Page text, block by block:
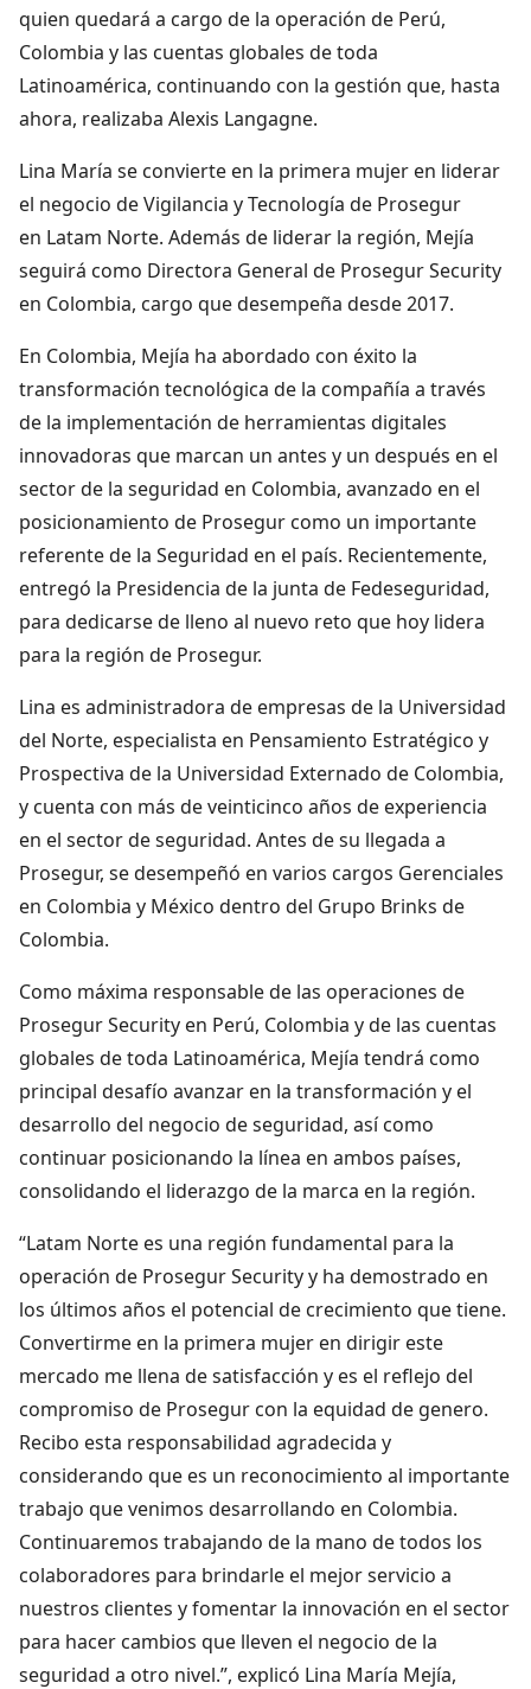
quien quedará a cargo de la operación de Perú,
Colombia y las cuentas globales de toda
Latinoamérica, continuando con la gestión que, hasta
ahora, realizaba Alexis Langagne.
Lina María se convierte en la primera mujer en liderar
el negocio de Vigilancia y Tecnología de Prosegur
en Latam Norte. Además de liderar la región, Mejía
seguirá como Directora General de Prosegur Security
en Colombia, cargo que desempeña desde 2017.
En Colombia, Mejía ha abordado con éxito la
transformación tecnológica de la compañía a través
de la implementación de herramientas digitales
innovadoras que marcan un antes y un después en el
sector de la seguridad en Colombia, avanzado en el
posicionamiento de Prosegur como un importante
referente de la Seguridad en el país. Recientemente,
entregó la Presidencia de la junta de Fedeseguridad,
para dedicarse de lleno al nuevo reto que hoy lidera
para la región de Prosegur.
Lina es administradora de empresas de la Universidad
del Norte, especialista en Pensamiento Estratégico y
Prospectiva de la Universidad Externado de Colombia,
y cuenta con más de veinticinco años de experiencia
en el sector de seguridad. Antes de su llegada a
Prosegur, se desempeñó en varios cargos Gerenciales
en Colombia y México dentro del Grupo Brinks de
Colombia.
Como máxima responsable de las operaciones de
Prosegur Security en Perú, Colombia y de las cuentas
globales de toda Latinoamérica, Mejía tendrá como
principal desafío avanzar en la transformación y el
desarrollo del negocio de seguridad, así como
continuar posicionando la línea en ambos países,
consolidando el liderazgo de la marca en la región.
“Latam Norte es una región fundamental para la
operación de Prosegur Security y ha demostrado en
los últimos años el potencial de crecimiento que tiene.
Convertirme en la primera mujer en dirigir este
mercado me llena de satisfacción y es el reflejo del
compromiso de Prosegur con la equidad de genero.
Recibo esta responsabilidad agradecida y
considerando que es un reconocimiento al importante
trabajo que venimos desarrollando en Colombia.
Continuaremos trabajando de la mano de todos los
colaboradores para brindarle el mejor servicio a
nuestros clientes y fomentar la innovación en el sector
para hacer cambios que lleven el negocio de la
seguridad a otro nivel.”, explicó Lina María Mejía,